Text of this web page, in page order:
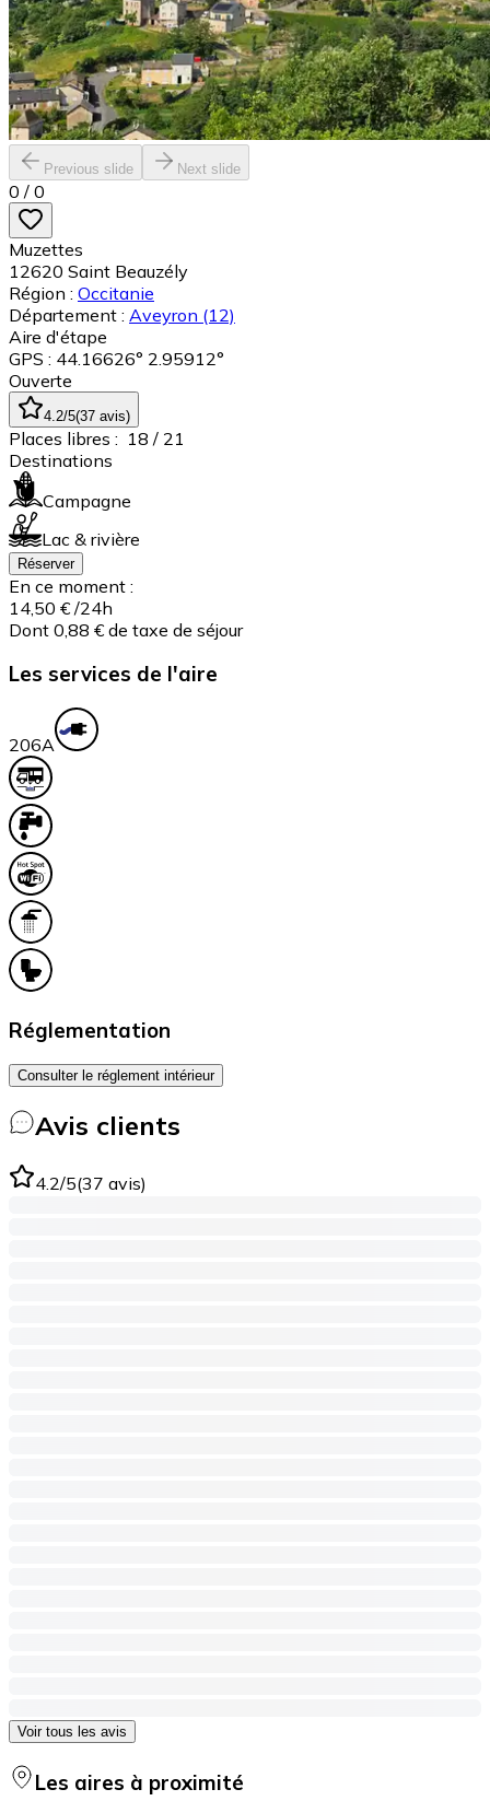
Previous slide Next slide
0 / 0
Muzettes
12620 Saint Beauzély
Région : Occitanie
Département : Aveyron (12)
Aire d'étape
GPS : 44.16626° 2.95912°
Ouverte
4.2/5(37 avis)
Places libres : 18 / 21
Destinations
Campagne
Lac & rivière
Réserver
En ce moment :
14,50 € /24h
Dont 0,88 € de taxe de séjour
Les services de l'aire
206A
Réglementation
Consulter le réglement intérieur
Avis clients
4.2/5(37 avis)
Voir tous les avis
Les aires à proximité